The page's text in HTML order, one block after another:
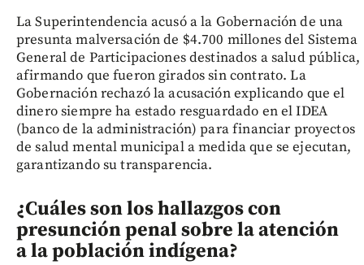
La Superintendencia acusó a la Gobernación de una
presunta malversación de $4.700 millones del Sistema
General de Participaciones destinados a salud pública,
afirmando que fueron girados sin contrato. La
Gobernación rechazó la acusación explicando que el
dinero siempre ha estado resguardado en el IDEA
(banco de la administración) para financiar proyectos
de salud mental municipal a medida que se ejecutan,
garantizando su transparencia.
¿Cuáles son los hallazgos con
presunción penal sobre la atención
a la población indígena?